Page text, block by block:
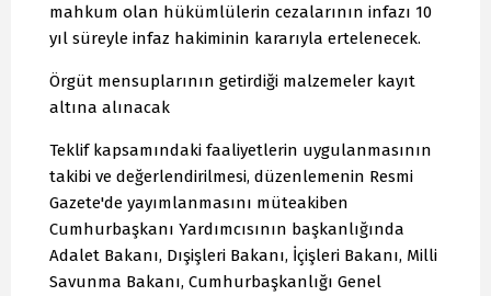
mahkum olan hükümlülerin cezalarının infazı 10
yıl süreyle infaz hakiminin kararıyla ertelenecek.
Örgüt mensuplarının getirdiği malzemeler kayıt
altına alınacak
Teklif kapsamındaki faaliyetlerin uygulanmasının
takibi ve değerlendirilmesi, düzenlemenin Resmi
Gazete'de yayımlanmasını müteakiben
Cumhurbaşkanı Yardımcısının başkanlığında
Adalet Bakanı, Dışişleri Bakanı, İçişleri Bakanı, Milli
Savunma Bakanı, Cumhurbaşkanlığı Genel